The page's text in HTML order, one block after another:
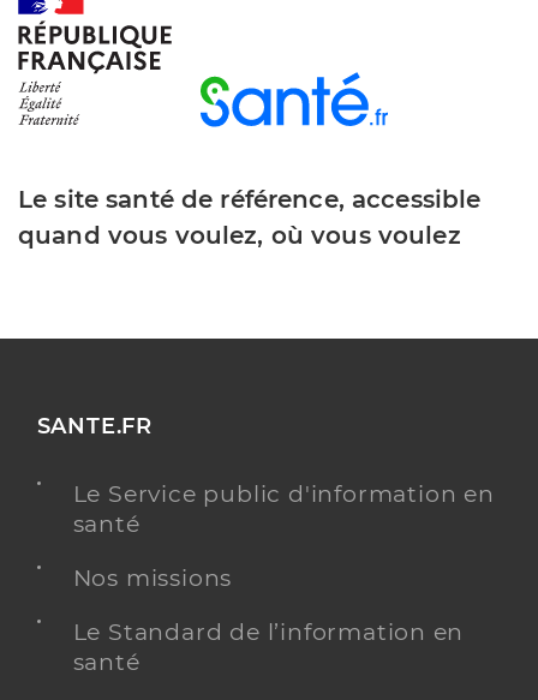
Le site santé de référence, accessible
quand vous voulez, où vous voulez
SANTE.FR
Le Service public d'information en
santé
Nos missions
Le Standard de l’information en
santé